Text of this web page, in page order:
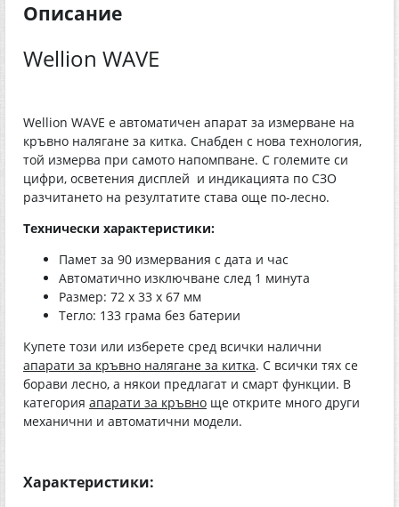
Описание
Wellion WAVE
Wellion WAVE е автоматичен апарат за измерване на
кръвно налягане за китка. Снабден с нова технология,
той измерва при самото напомпване. С големите си
цифри, осветения дисплей и индикацията по СЗО
разчитането на резултатите става още по-лесно.
Технически характеристики:
Памет за 90 измервания с дата и час
Автоматично изключване след 1 минута
Размер: 72 х 33 х 67 мм
Тегло: 133 грама без батерии
Купете този или изберете сред всички налични
апарати за кръвно налягане за китка. С всички тях се
борави лесно, а някои предлагат и смарт функции. В
категория апарати за кръвно ще открите много други
механични и автоматични модели.
Характеристики: